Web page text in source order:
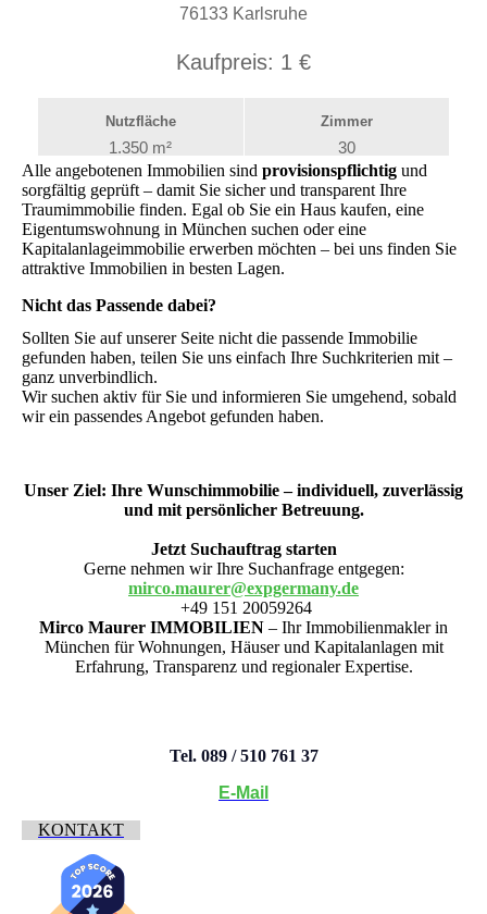
Alle angebotenen Immobilien sind provisionspflichtig und
sorgfältig geprüft – damit Sie sicher und transparent Ihre
Traumimmobilie finden. Egal ob Sie ein Haus kaufen, eine
Eigentumswohnung in München suchen oder eine
Kapitalanlageimmobilie erwerben möchten – bei uns finden Sie
attraktive Immobilien in besten Lagen.
Nicht das Passende dabei?
Sollten Sie auf unserer Seite nicht die passende Immobilie
gefunden haben, teilen Sie uns einfach Ihre Suchkriterien mit –
ganz unverbindlich.
Wir suchen aktiv für Sie und informieren Sie umgehend, sobald
wir ein passendes Angebot gefunden haben.
Unser Ziel: Ihre Wunschimmobilie – individuell, zuverlässig
und mit persönlicher Betreuung.
Jetzt Suchauftrag starten
Gerne nehmen wir Ihre Suchanfrage entgegen:
mirco.maurer@expgermany.de
+49 151 20059264
Mirco Maurer IMMOBILIEN – Ihr Immobilienmakler in
München für Wohnungen, Häuser und Kapitalanlagen mit
Erfahrung, Transparenz und regionaler Expertise.
Tel. 089 / 510 761 37
E-Mail
KONTAKT